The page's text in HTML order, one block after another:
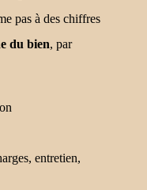
pas à des chiffres
du bien, par
entretien,